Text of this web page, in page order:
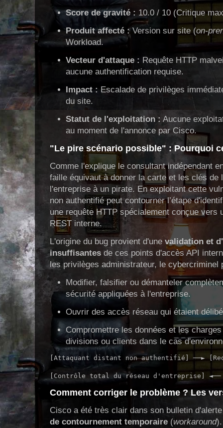
Score de gravité : 10.0 / 10 (Critique
Produit affecté :Version sur site (on-
Workload.
Vecteur d'attaque : Requête HTTP
aucune authentification requise.
Impact : Escalade de privilèges
du site.
Statut de l'exploitation : Aucune
au moment de l'annonce par Cisco.
"Le pire scénario possible" : Pourquoi
Comme l'explique le consultant indépendant
faille équivaut à donner la carte et les clés de
l'entreprise à un pirate. En exploitant cette
non authentifié peut contourner l’étape
une requête HTTP spécialement conçue vers
REST interne.
L'origine du bug provient d'une validation et
insuffisantes de ces points d'accès API
les privilèges administrateur, le cybercriminel
Modifier, falsifier ou démanteler
sécurité appliquées à l'entreprise.
Ouvrir des accès réseau qui étaient
Compromettre les données et les
divisions ou clients dans le cas
[Attaquant distant non authentifié] ──►
Comment corriger le problème ? Les
Cisco a été très clair dans son bulletin
de contournement temporaire (workaround